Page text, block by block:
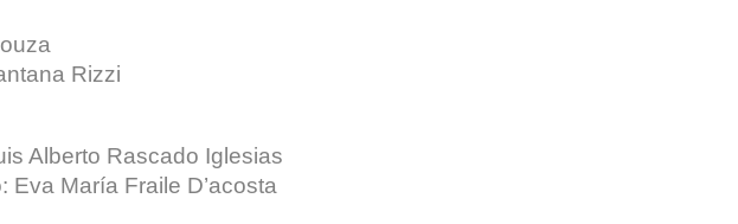
Rizzi
Alberto Rascado Iglesias
María Fraile D’acosta